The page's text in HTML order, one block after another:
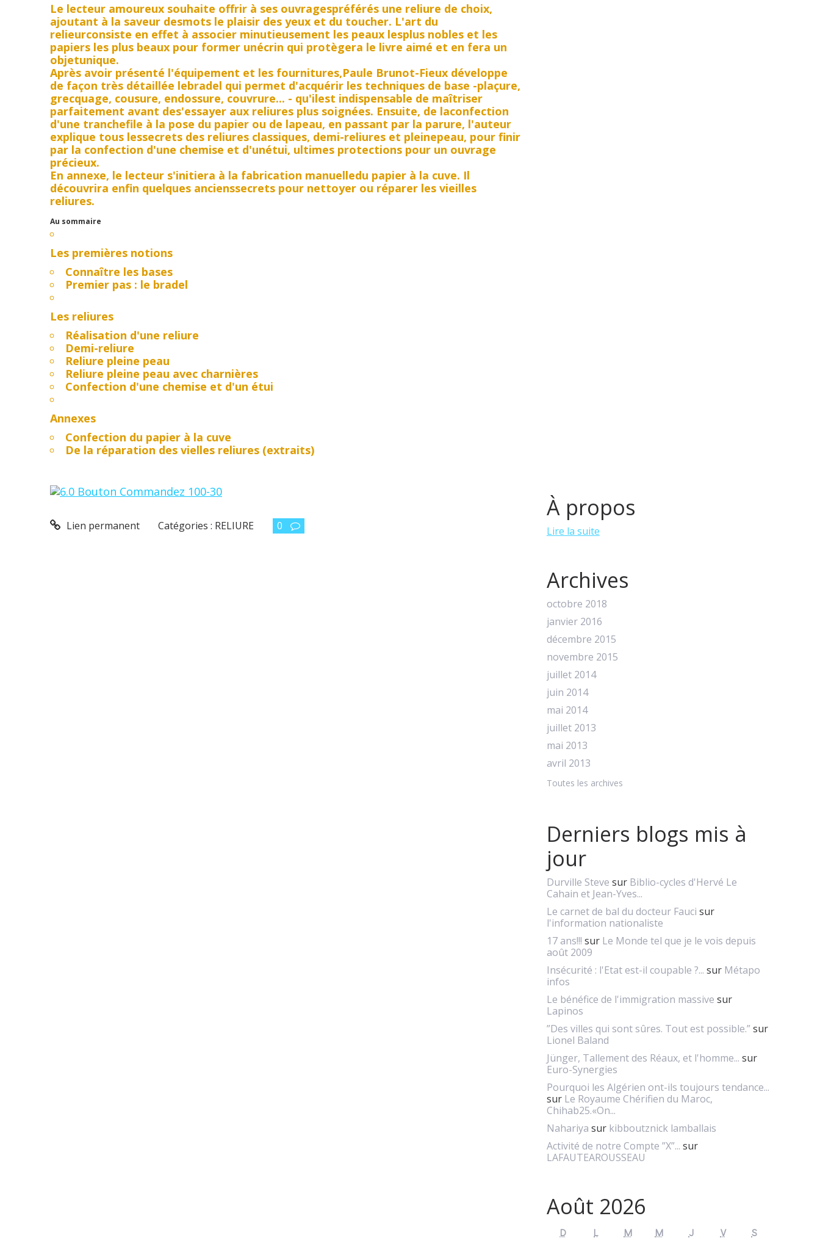
Le lecteur amoureux souhaite offrir à ses ouvragespréférés une reliure de choix,
ajoutant à la saveur desmots le plaisir des yeux et du toucher. L'art du
relieurconsiste en effet à associer minutieusement les peaux lesplus nobles et les
papiers les plus beaux pour former unécrin qui protègera le livre aimé et en fera un
objetunique.
Après avoir présenté l'équipement et les fournitures,Paule Brunot-Fieux développe
de façon très détaillée lebradel qui permet d'acquérir les techniques de base -plaçure,
grecquage, cousure, endossure, couvrure... - qu'ilest indispensable de maîtriser
parfaitement avant des'essayer aux reliures plus soignées. Ensuite, de laconfection
d'une tranchefile à la pose du papier ou de lapeau, en passant par la parure, l'auteur
explique tous lessecrets des reliures classiques, demi-reliures et pleinepeau, pour finir
par la confection d'une chemise et d'unétui, ultimes protections pour un ouvrage
précieux.
En annexe, le lecteur s'initiera à la fabrication manuelledu papier à la cuve. Il
découvrira enfin quelques ancienssecrets pour nettoyer ou réparer les vieilles
reliures.
Au sommaire
Les premières notions
Connaître les bases
Premier pas : le bradel
Les reliures
Réalisation d'une reliure
Demi-reliure
Reliure pleine peau
Reliure pleine peau avec charnières
Confection d'une chemise et d'un étui
Annexes
Confection du papier à la cuve
De la réparation des vielles reliures (extraits)
Lien permanent Catégories : RELIURE 0
À propos
Lire la suite
Archives
octobre 2018
janvier 2016
décembre 2015
novembre 2015
juillet 2014
juin 2014
mai 2014
juillet 2013
mai 2013
avril 2013
Toutes les archives
Derniers blogs mis à
jour
Durville Steve sur Biblio-cycles d'Hervé Le
Cahain et Jean-Yves...
Le carnet de bal du docteur Fauci sur
l'information nationaliste
17 ans!!! sur Le Monde tel que je le vois depuis
août 2009
Insécurité : l'Etat est-il coupable ?... sur Métapo
infos
Le bénéfice de l'immigration massive sur
Lapinos
”Des villes qui sont sûres. Tout est possible.”sur
Lionel Baland
Jünger, Tallement des Réaux, et l'homme... sur
Euro-Synergies
Pourquoi les Algérien ont-ils toujours tendance...
sur Le Royaume Chérifien du Maroc,
Chihab25.«On...
Nahariya sur kibboutznick lamballais
Activité de notre Compte ”X”... sur
LAFAUTEAROUSSEAU
Août 2026
D L M M J V S